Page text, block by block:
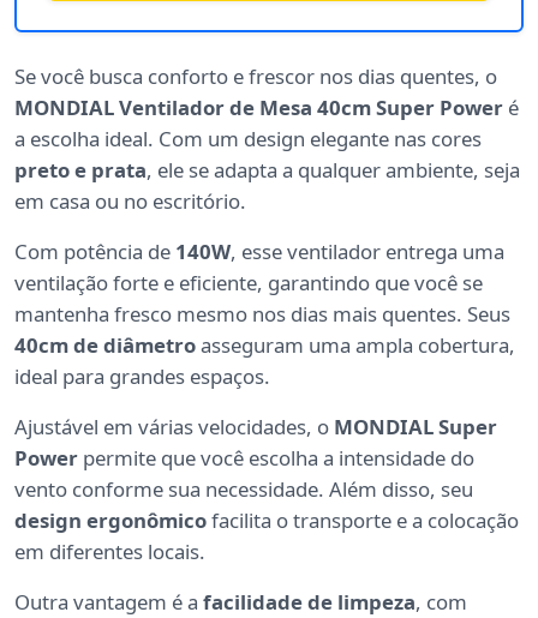
Se você busca conforto e frescor nos dias quentes, o
MONDIAL Ventilador de Mesa 40cm Super Power é
a escolha ideal. Com um design elegante nas cores
preto e prata, ele se adapta a qualquer ambiente, seja
em casa ou no escritório.
Com potência de 140W, esse ventilador entrega uma
ventilação forte e eficiente, garantindo que você se
mantenha fresco mesmo nos dias mais quentes. Seus
40cm de diâmetroasseguram uma ampla cobertura,
ideal para grandes espaços.
Ajustável em várias velocidades, o MONDIAL Super
Power permite que você escolha a intensidade do
vento conforme sua necessidade. Além disso, seu
design ergonômicofacilita o transporte e a colocação
em diferentes locais.
Outra vantagem é a facilidade de limpeza, com